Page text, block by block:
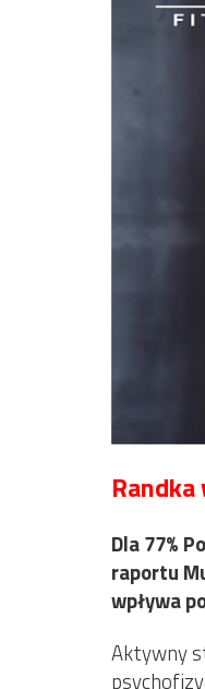
Dla 77%
raportu
wpływa
Aktywny